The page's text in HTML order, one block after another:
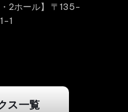
2ホール】 〒135-
1
ス一覧